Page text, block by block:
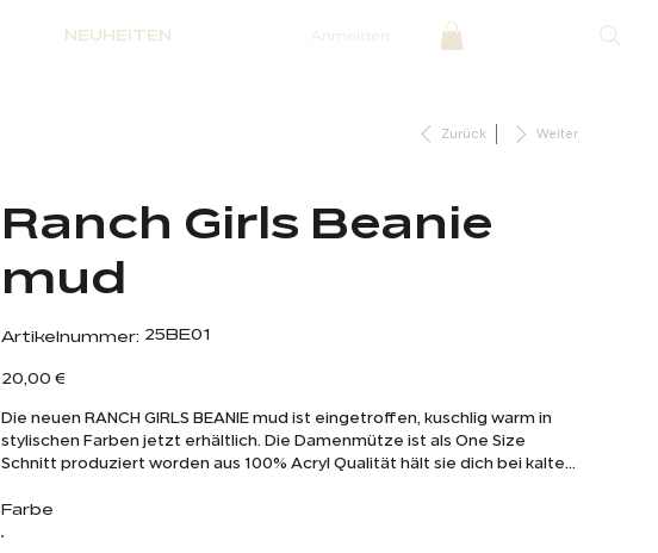
NEUHEITEN Anmelden
Zurück Weiter
Ranch Girls Beanie
mud
Artikelnummer: Artikelnummer:
25BE01
25BE01
Preis
20,00 €
Die neuen RANCH GIRLS BEANIE mud ist eingetroffen, kuschlig warm in
stylischen Farben jetzt erhältlich. Die Damenmütze ist als One Size
Schnitt produziert worden aus 100% Acryl Qualität hält sie dich bei kalten
Farbe